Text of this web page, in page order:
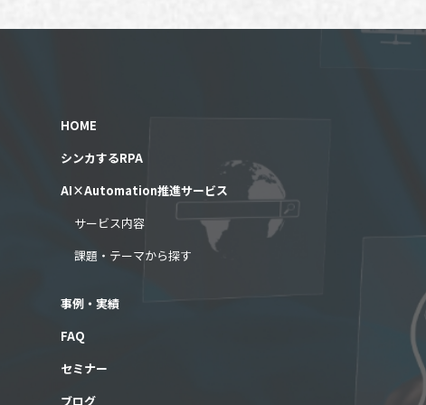
HOME
シンカするRPA
AI×Automation推進サービス
サービス内容
課題・テーマから探す
事例・実績
FAQ
セミナー
ブログ